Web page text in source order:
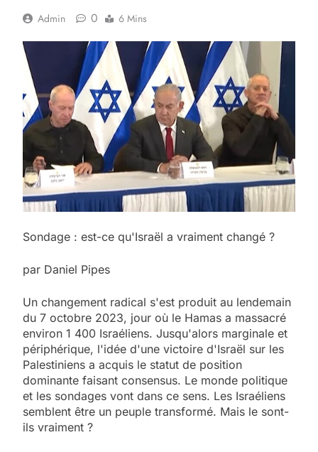
Admin 0 6 Mins
Sondage : est-ce qu'Israël a vraiment changé ?
par Daniel Pipes
Un changement radical s'est produit au lendemain
du 7 octobre 2023, jour où le Hamas a massacré
environ 1 400 Israéliens. Jusqu'alors marginale et
périphérique, l'idée d'une victoire d'Israël sur les
Palestiniens a acquis le statut de position
dominante faisant consensus. Le monde politique
et les sondages vont dans ce sens. Les Israéliens
semblent être un peuple transformé. Mais le sont-
ils vraiment ?